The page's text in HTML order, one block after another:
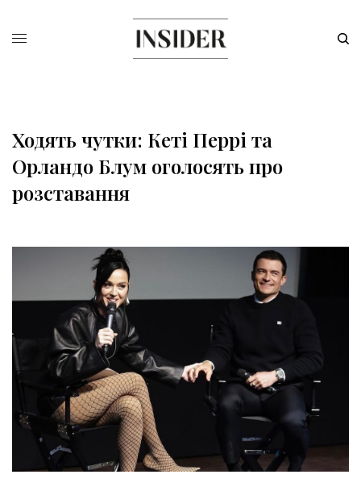
Ходять чутки: Кеті Перрі та
Орландо Блум оголосять про
розставання